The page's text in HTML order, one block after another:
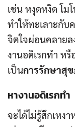
เช่น หงุดหงิด โม
ทำให้ทะเลาะกับ
จิตใจผ่อนคลายล
งานอดิเรกทำ ห
เป็นการรักษาสุ
หางานอดิเรกทำ
จะได้ไม่รู้สึกเหง